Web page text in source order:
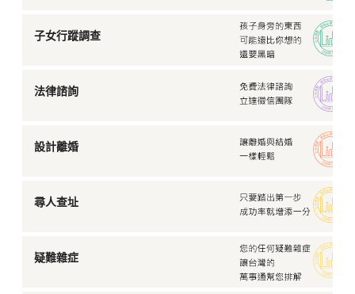
子女行蹤調查
法律諮詢
設計離婚
尋人查址
疑難雜症